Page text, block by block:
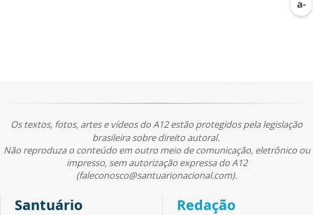
Os textos, fotos, artes e vídeos do A12 estão protegidos pela legislação
brasileira sobre direito autoral.
Não reproduza o conteúdo em outro meio de comunicação, eletrônico ou
impresso, sem autorização expressa do A12
(faleconosco@santuarionacional.com).
Santuário Redação